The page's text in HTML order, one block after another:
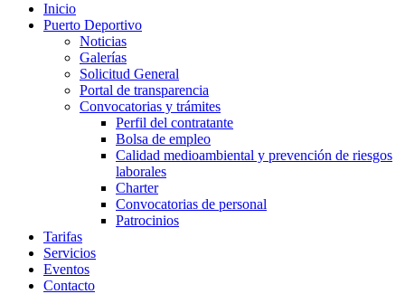
Inicio
Puerto Deportivo
Noticias
Galerías
Solicitud General
Portal de transparencia
Convocatorias y trámites
Perfil del contratante
Bolsa de empleo
Calidad medioambiental y prevención de riesgos
laborales
Charter
Convocatorias de personal
Patrocinios
Tarifas
Servicios
Eventos
Contacto